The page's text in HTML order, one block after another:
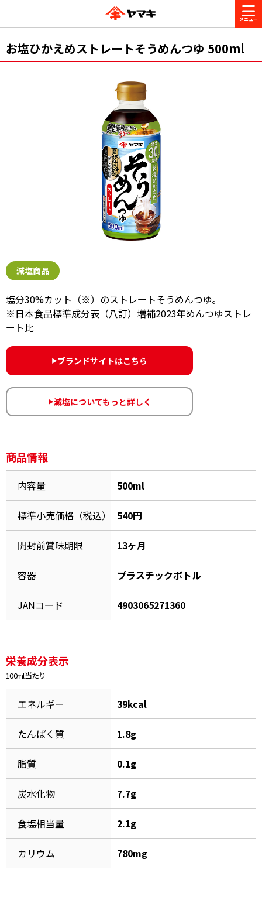
商品情報
サッと鍋® 楽チン鍋®
楽チン屋® ストレートつゆ
新鮮一番
『踊り節』
おいしいレシピトップ
汁物レシピ
時短レシピ
おいしいレシピを商品から探す
かつお節レシピ
割烹白だしレシピ
レシピ特設サイト
割烹白だしレシピ特集
だし巻き卵特集
かつお節・だしを楽しむ
かつお節・だしをもっと知る
ヤマキ かつお節プラス®
かつお節・だしを楽しむ
だしコミュ
- 百年対話
- ヤマキ かつお節プラス®
採用情報
- ジョブリターン制
ヤマキお客様相談室
オンラインショップ
コミュニティサイト
Global
お塩ひかえめストレートそうめんつゆ 500ml
減塩商品
塩分30%カット（※）のストレートそうめんつゆ。
※日本食品標準成分表（八訂）増補2023年めんつゆストレ
ート比
▶︎ブランドサイトはこちら
▶︎減塩についてもっと詳しく
商品情報
内容量 500ml
標準小売価格（税込） 540円
開封前賞味期限 13ヶ月
容器 プラスチックボトル
JANコード 4903065271360
栄養成分表示
100ml当たり
エネルギー 39kcal
たんぱく質 1.8g
脂質 0.1g
炭水化物 7.7g
食塩相当量 2.1g
カリウム 780mg